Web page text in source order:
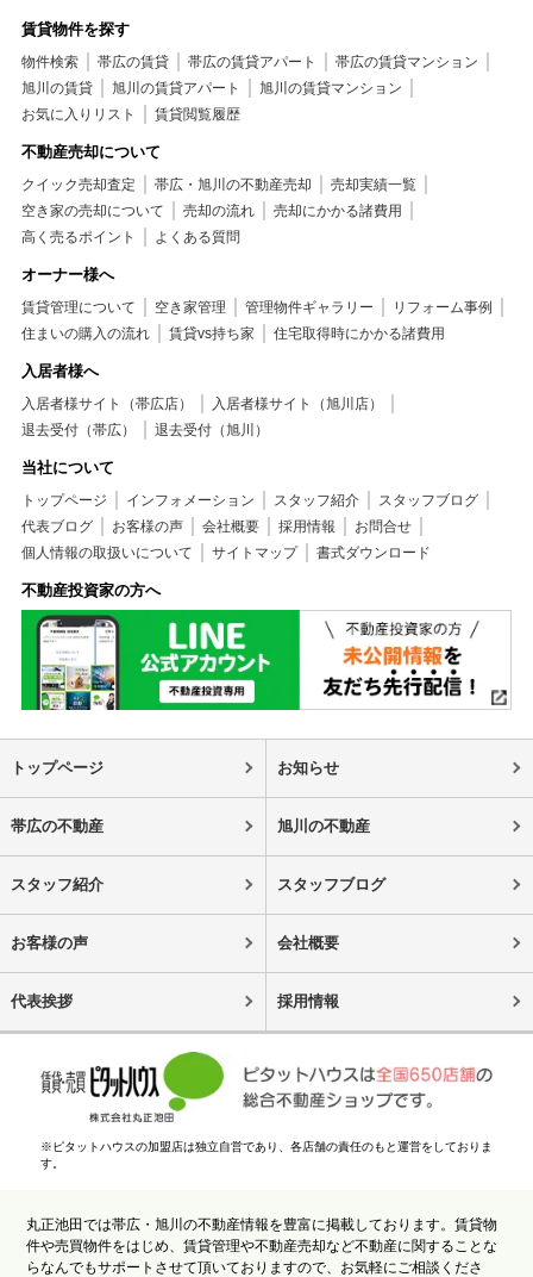
賃貸物件を探す
物件検索 帯広の賃貸 帯広の賃貸アパート
帯広の賃貸マンション
旭川の賃貸
旭川の賃貸アパート
旭川の賃貸マンション
お気に入りリスト
賃貸閲覧履歴
不動産売却について
クイック売却査定 帯広・旭川の不動産売却
売却実績一覧
空き家の売却について
売却の流れ
売却にかかる諸費用
高く売るポイント
よくある質問
オーナー様へ
賃貸管理について 空き家管理 管理物件ギャラリー
リフォーム事例
住まいの購入の流れ
賃貸vs持ち家 住宅取得時にかかる諸費用
入居者様へ
入居者様サイト（帯広店）
入居者様サイト（旭川店）
退去受付（帯広）
退去受付（旭川）
当社について
トップページ インフォメーション スタッフ紹介
スタッフブログ
代表ブログ
お客様の声 会社概要 採用情報
お問合せ
個人情報の取扱いについて
サイトマップ 書式ダウンロード
不動産投資家の方へ
トップページ お知らせ
帯広の不動産 旭川の不動産
スタッフ紹介 スタッフブログ
お客様の声 会社概要
代表挨拶 採用情報
※ピタットハウスの加盟店は独立自営であり、各店舗の責任のもと運営をしておりま
す。
丸正池田では帯広・旭川の不動産情報を豊富に掲載しております。賃貸物
件や売買物件をはじめ、賃貸管理や不動産売却など不動産に関することな
らなんでもサポートさせて頂いておりますので、お気軽にご相談くださ